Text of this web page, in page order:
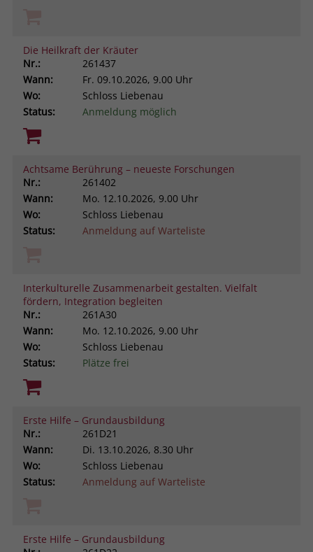
Die Heilkraft der Kräuter
Nr.:
261437
Wann:
Fr. 09.10.2026, 9.00 Uhr
Wo:
Schloss Liebenau
Status:
Anmeldung möglich
Achtsame Berührung – neueste Forschungen
Nr.:
261402
Wann:
Mo. 12.10.2026, 9.00 Uhr
Wo:
Schloss Liebenau
Status:
Anmeldung auf Warteliste
Interkulturelle Zusammenarbeit gestalten. Vielfalt
fördern, Integration begleiten
Nr.:
261A30
Wann:
Mo. 12.10.2026, 9.00 Uhr
Wo:
Schloss Liebenau
Status:
Plätze frei
Erste Hilfe – Grundausbildung
Nr.:
261D21
Wann:
Di. 13.10.2026, 8.30 Uhr
Wo:
Schloss Liebenau
Status:
Anmeldung auf Warteliste
Erste Hilfe – Grundausbildung